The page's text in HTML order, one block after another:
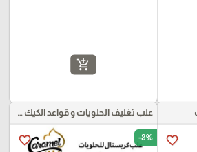
add_shopping_cart
favorite_border
علب تغليف الحلويات و قواعد الكيك و علب بلاستيكية بأنواعها
favorite_border -8%